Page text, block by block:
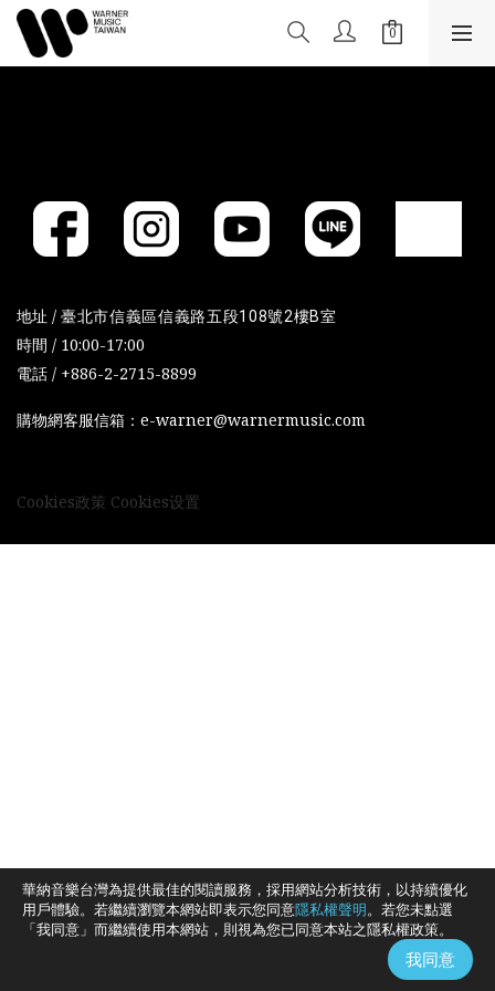
地址 / 臺北市信義區信義路五段108號2樓B室
時間 / 10:00-17:00
電話 / +886-2-2715-8899
購物網客服信箱：e-warner@warnermusic.com
Cookies政策 Cookies设置
華納音樂台灣為提供最佳的閱讀服務，採用網站分析技術，以持續優化
用戶體驗。若繼續瀏覽本網站即表示您同意隱私權聲明。若您未點選
「我同意」而繼續使用本網站，則視為您已同意本站之隱私權政策。
我同意